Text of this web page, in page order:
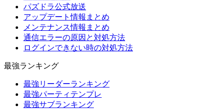
パズドラ公式放送
アップデート情報まとめ
メンテナンス情報まとめ
通信エラーの原因と対処方法
ログインできない時の対処方法
最強ランキング
最強リーダーランキング
最強パーティテンプレ
最強サブランキング